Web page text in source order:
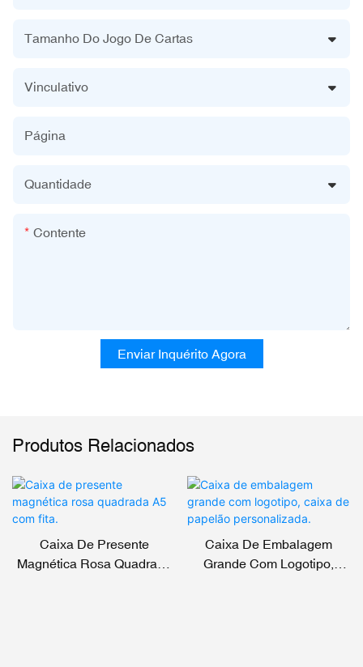
Tamanho Do Jogo De Cartas
Vinculativo
Página
Quantidade
Contente
Enviar Inquérito Agora
Produtos Relacionados
Caixa De Presente
Magnética Rosa Quadrada
Caixa De Embalagem
Grande Com Logotipo,